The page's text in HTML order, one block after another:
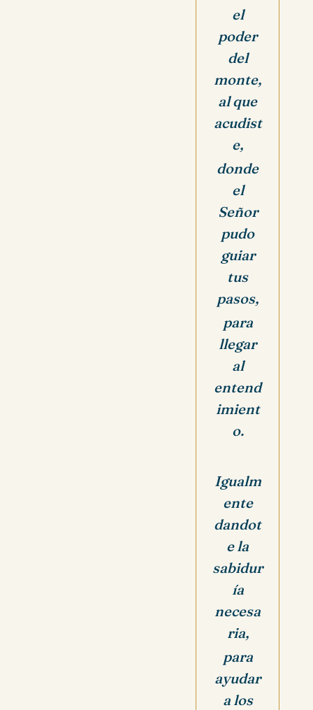
el
poder
del
monte,
al que
acudist
e,
donde
el
Señor
pudo
guiar
tus
pasos,
para
llegar
al
entend
imient
o.
Igualm
ente
dandot
e la
sabidur
ía
necesa
ria,
para
ayudar
a los